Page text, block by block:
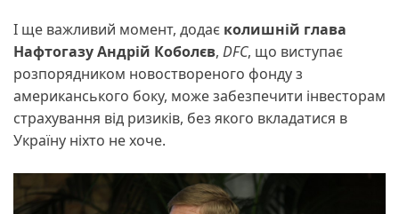
І ще важливий момент, додає колишній глава
Нафтогазу Андрій Коболєв, DFC, що виступає
розпорядником новоствореного фонду з
американського боку, може забезпечити інвесторам
страхування від ризиків, без якого вкладатися в
Україну ніхто не хоче.